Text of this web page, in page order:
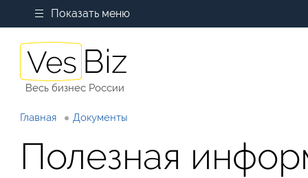
Показать меню
Весь бизнес России
Главная Документы
Полезная